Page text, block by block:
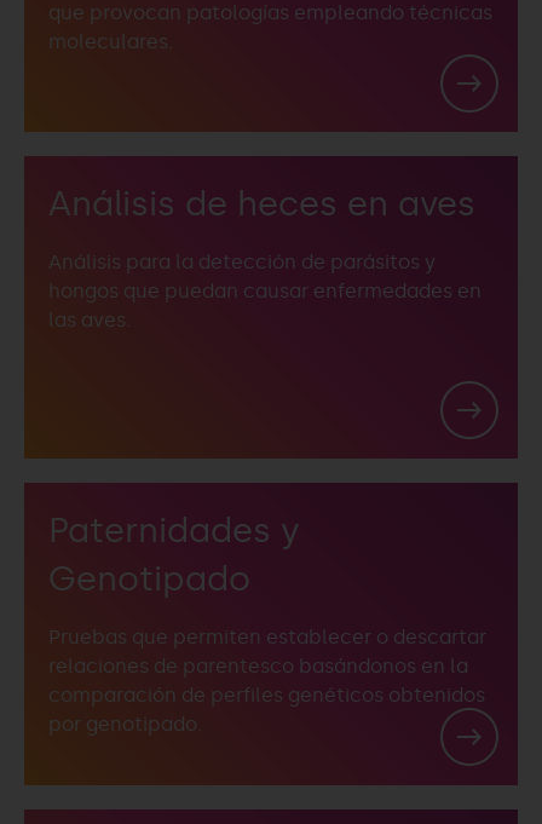
que provocan patologías empleando técnicas
moleculares.
Análisis de heces en aves
Análisis para la detección de parásitos y
hongos que puedan causar enfermedades en
las aves.
Paternidades y
Genotipado
Pruebas que permiten establecer o descartar
relaciones de parentesco basándonos en la
comparación de perfiles genéticos obtenidos
por genotipado.